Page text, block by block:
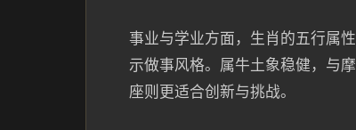
事业与学业方面，生肖的五行属
示做事风格。属牛土象稳健，与
座则更适合创新与挑战。